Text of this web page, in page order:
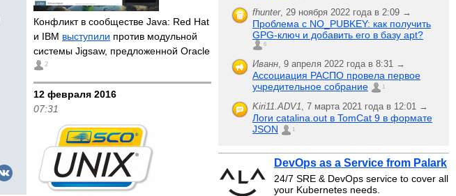
Конфликт в сообществе Java: Red Hat
и IBM выступили против модульной
системы Jigsaw, предложенной Oracle
2
12 февраля 2016
07:31
fhunter, 29 ноября 2022 года в 2:09 →
Проблема с NO_PUBKEY: как получить
GPG-ключ и добавить его в базу apt?
6
Иванн, 9 апреля 2022 года в 8:31 →
Ассоциация РАСПО провела первое
учредительное собрание
1
Kiri11.ADV1, 7 марта 2021 года в 12:01 →
Логи catalina.out в TomCat 9 в формате
JSON
1
DevOps as a Service from Palark
24/7 SRE & DevOps service to cover all
your Kubernetes needs.